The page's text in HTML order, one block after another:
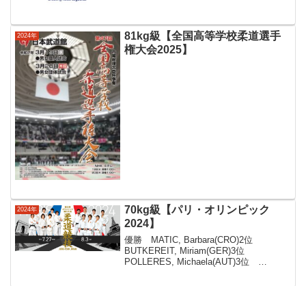
2024年
81kg級【全国高等学校柔道選手
権大会2025】
2024年
70kg級【パリ・オリンピック
2024】
優勝 MATIC, Barbara(CRO)2位
BUTKEREIT, Miriam(GER)3位
POLLERES, Michaela(AUT)3位